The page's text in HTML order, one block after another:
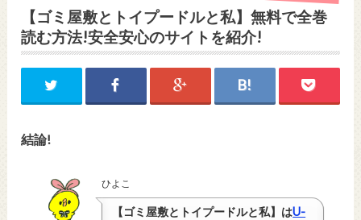
【ゴミ屋敷とトイプードルと私】無料で全巻
読む方法!安全安心のサイトを紹介!
結論!
ひよこ
【ゴミ屋敷とトイプードルと私】はU-